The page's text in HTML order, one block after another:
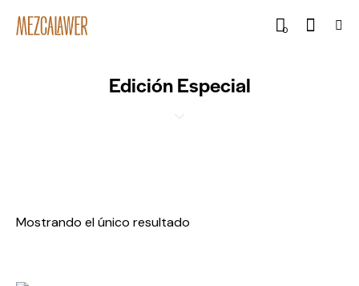
0
Edición Especial
Mostrando el único resultado